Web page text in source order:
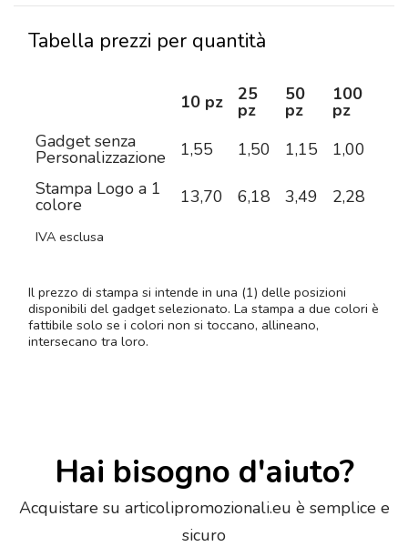
Tabella prezzi per quantità
10 pz 25
pz
50
pz
100
pz
Gadget senza
Personalizzazione 1,55 1,50 1,15 1,00
Stampa Logo a 1
colore 13,70 6,18 3,49 2,28
IVA esclusa
Il prezzo di stampa si intende in una (1) delle posizioni
disponibili del gadget selezionato. La stampa a due colori è
fattibile solo se i colori non si toccano, allineano,
intersecano tra loro.
Hai bisogno d'aiuto?
Acquistare su articolipromozionali.eu è semplice e
sicuro